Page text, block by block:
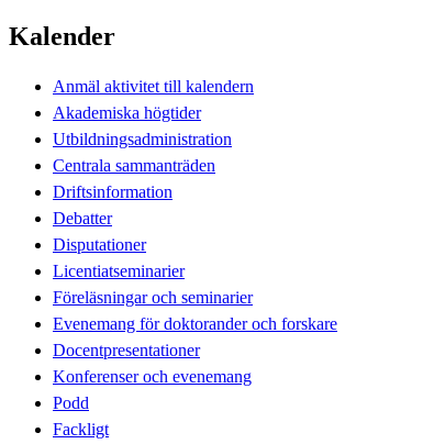
Kalender
Anmäl aktivitet till kalendern
Akademiska högtider
Utbildningsadministration
Centrala sammanträden
Driftsinformation
Debatter
Disputationer
Licentiatseminarier
Föreläsningar och seminarier
Evenemang för doktorander och forskare
Docentpresentationer
Konferenser och evenemang
Podd
Fackligt